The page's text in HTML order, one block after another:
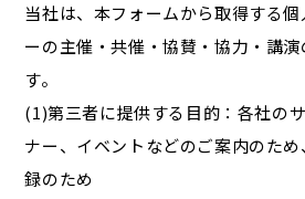
当社は、本フォームから取得する
ーの主催・共催・協賛・協力・講
す。
(1)第三者に提供する目的：各社の
ナー、イベントなどのご案内のた
録のため